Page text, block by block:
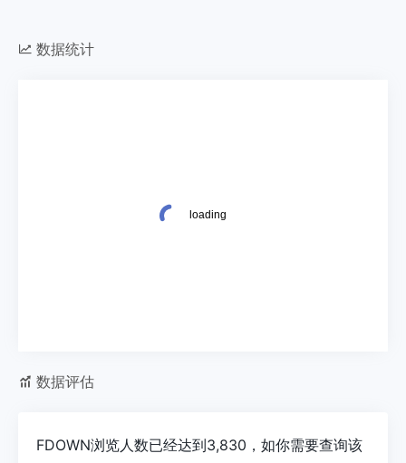
数据统计
数据评估
FDOWN浏览人数已经达到3,830，如你需要查询该